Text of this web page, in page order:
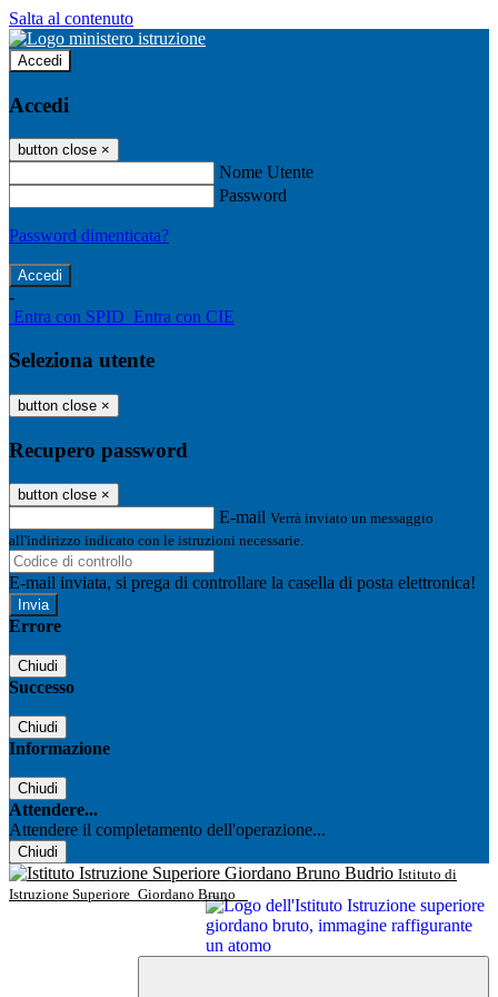
Salta al contenuto
Accedi
Accedi
button close ×
Nome Utente
Password
Password dimenticata?
-
Entra con SPID Entra con CIE
Seleziona utente
button close ×
Recupero password
button close ×
E-mail Verrà inviato un messaggio
all'indirizzo indicato con le istruzioni necessarie.
E-mail inviata, si prega di controllare la casella di posta elettronica!
Errore
Chiudi
Successo
Chiudi
Informazione
Chiudi
Attendere...
Attendere il completamento dell'operazione...
Chiudi
Istituto di
Istruzione Superiore Giordano Bruno